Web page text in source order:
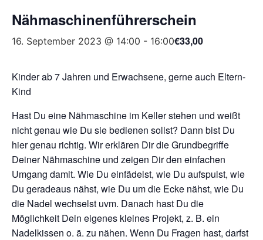
Nähmaschinenführerschein
16. September 2023 @ 14:00 - 16:00€33,00
Kinder ab 7 Jahren und Erwachsene, gerne auch Eltern-
Kind
Hast Du eine Nähmaschine im Keller stehen und weißt
nicht genau wie Du sie bedienen sollst? Dann bist Du
hier genau richtig. Wir erklären Dir die Grundbegriffe
Deiner Nähmaschine und zeigen Dir den einfachen
Umgang damit. Wie Du einfädelst, wie Du aufspulst, wie
Du geradeaus nähst, wie Du um die Ecke nähst, wie Du
die Nadel wechselst uvm. Danach hast Du die
Möglichkeit Dein eigenes kleines Projekt, z. B. ein
Nadelkissen o. ä. zu nähen. Wenn Du Fragen hast, darfst